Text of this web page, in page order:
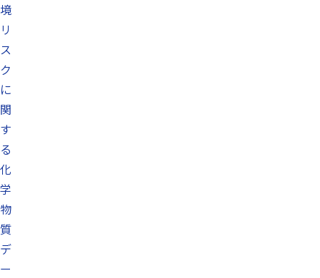
境
リ
ス
ク
に
関
す
る
化
学
物
質
デ
ー